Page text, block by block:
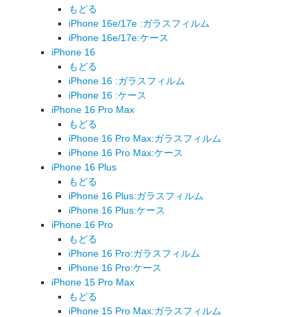
もどる
iPhone 16e/17e :ガラスフィルム
iPhone 16e/17e:ケース
iPhone 16
もどる
iPhone 16 :ガラスフィルム
iPhone 16 :ケース
iPhone 16 Pro Max
もどる
iPhone 16 Pro Max:ガラスフィルム
iPhone 16 Pro Max:ケース
iPhone 16 Plus
もどる
iPhone 16 Plus:ガラスフィルム
iPhone 16 Plus:ケース
iPhone 16 Pro
もどる
iPhone 16 Pro:ガラスフィルム
iPhone 16 Pro:ケース
iPhone 15 Pro Max
もどる
iPhone 15 Pro Max:ガラスフィルム